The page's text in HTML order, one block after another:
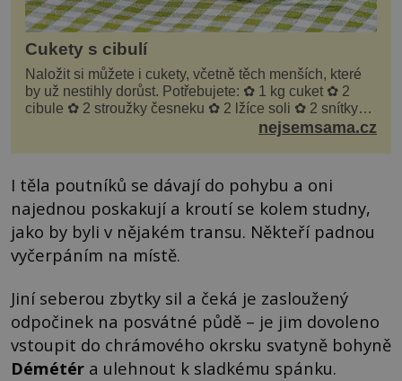
Cukety s cibulí
Naložit si můžete i cukety, včetně těch menších, které
by už nestihly dorůst. Potřebujete: ✿ 1 kg cuket ✿ 2
cibule ✿ 2 stroužky česneku ✿ 2 lžíce soli ✿ 2 snítky
kopru ✿ hrst petrželky Nálev: ✿ 400 m...nejsemsama.cz
I těla poutníků se dávají do pohybu a oni
najednou poskakují a kroutí se kolem studny,
jako by byli v nějakém transu. Někteří padnou
vyčerpáním na místě.
Jiní seberou zbytky sil a čeká je zasloužený
odpočinek na posvátné půdě – je jim dovoleno
vstoupit do chrámového okrsku svatyně bohyně
Démétér a ulehnout k sladkému spánku.